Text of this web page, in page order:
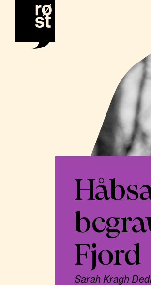
Fjord
Sarah Kragh